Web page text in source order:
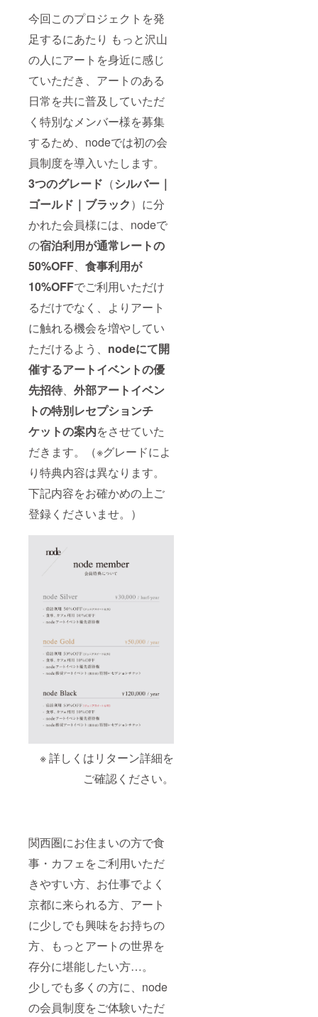
今回このプロジェクトを発
足するにあたり もっと沢山
の人にアートを身近に感じ
ていただき、アートのある
日常を共に普及していただ
く特別なメンバー様を募集
するため、nodeでは初の会
員制度を導入いたします。
3つのグレード （シルバー｜
ゴールド｜ブラック）に分
かれた会員様には、nodeで
の宿泊利用が通常レートの
50%OFF、 食事利用が
10%OFFでご利用いただけ
るだけでなく、よりアート
に触れる機会を増やしてい
ただけるよう、 nodeにて開
催するアートイベントの優
先招待、 外部アートイベン
トの特別レセプションチ
ケットの案内をさせていた
だきます。（※グレードによ
り特典内容は異なります。
下記内容をお確かめの上ご
登録くださいませ。）
※ 詳しくはリターン詳細を
ご確認ください。
関西圏にお住まいの方で食
事・カフェをご利用いただ
きやすい方、お仕事でよく
京都に来られる方、アート
に少しでも興味をお持ちの
方、もっとアートの世界を
存分に堪能したい方…。
少しでも多くの方に、node
の会員制度をご体験いただ